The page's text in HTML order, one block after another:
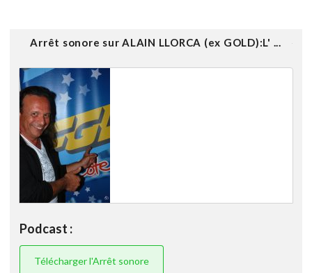
Arrêt sonore sur ALAIN LLORCA (ex GOLD):L' ...
Podcast :
Télécharger l'Arrêt sonore